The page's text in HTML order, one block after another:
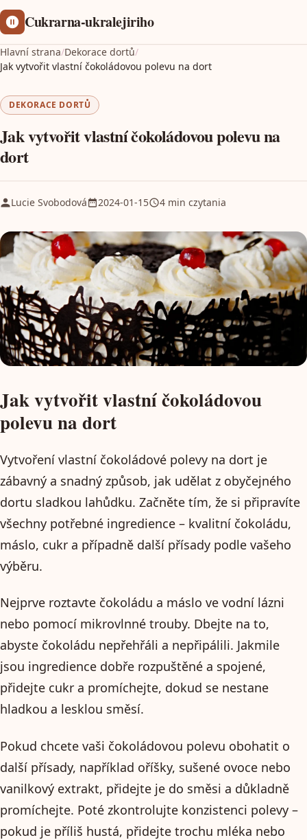
Cukrarna-ukralejiriho
Hlavní strana/Dekorace dortů/
Jak vytvořit vlastní čokoládovou polevu na dort
DEKORACE DORTŮ
Jak vytvořit vlastní čokoládovou polevu na
dort
Lucie Svobodová 2024-01-15 4 min czytania
Jak vytvořit vlastní čokoládovou
polevu na dort
Vytvoření vlastní čokoládové polevy na dort je
zábavný a snadný způsob, jak udělat z obyčejného
dortu sladkou lahůdku. Začněte tím, že si připravíte
všechny potřebné ingredience – kvalitní čokoládu,
máslo, cukr a případně další přísady podle vašeho
výběru.
Nejprve roztavte čokoládu a máslo ve vodní lázni
nebo pomocí mikrovlnné trouby. Dbejte na to,
abyste čokoládu nepřehřáli a nepřipálili. Jakmile
jsou ingredience dobře rozpuštěné a spojené,
přidejte cukr a promíchejte, dokud se nestane
hladkou a lesklou směsí.
Pokud chcete vaši čokoládovou polevu obohatit o
další přísady, například oříšky, sušené ovoce nebo
vanilkový extrakt, přidejte je do směsi a důkladně
promíchejte. Poté zkontrolujte konzistenci polevy –
pokud je příliš hustá, přidejte trochu mléka nebo